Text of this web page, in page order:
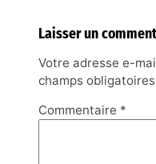
Laisser un
Votre adresse e-
champs
Commentaire *